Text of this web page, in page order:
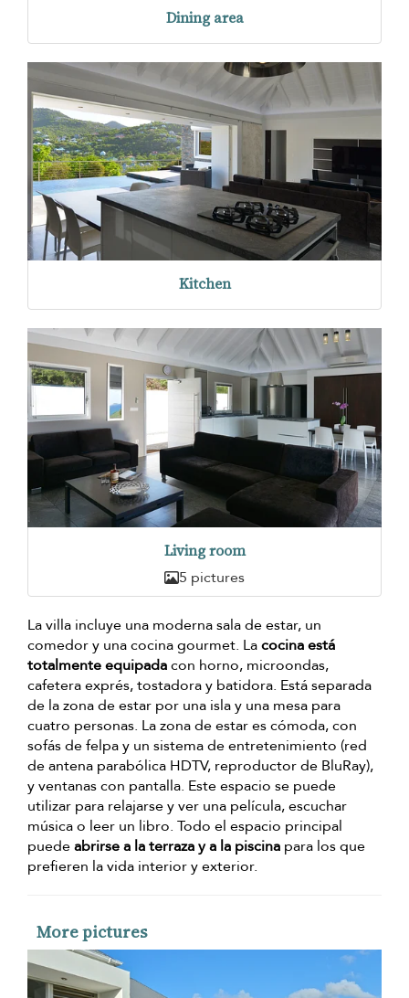
Dining area
Kitchen
Living room
5 pictures
La villa incluye una moderna sala de estar, un
comedor y una cocina gourmet. Lacocina está
totalmente equipadacon horno, microondas,
cafetera exprés, tostadora y batidora. Está separada
de la zona de estar por una isla y una mesa para
cuatro personas. La zona de estar es cómoda, con
sofás de felpa y un sistema de entretenimiento (red
de antena parabólica HDTV, reproductor de BluRay),
y ventanas con pantalla. Este espacio se puede
utilizar para relajarse y ver una película, escuchar
música o leer un libro. Todo el espacio principal
puedeabrirse a la terraza y a la piscina para los que
prefieren la vida interior y exterior.
More pictures